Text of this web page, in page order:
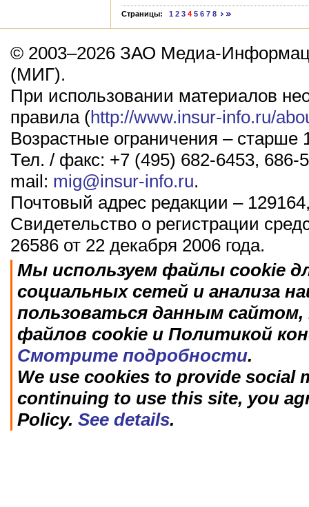
Страницы: 1 2 3 4 5 6 7 8
© 2003–2026 ЗАО Медиа-
(МИГ).
При использовании материалов
правила (http://www.insur-info.ru/
Возрастные ограничения – старше
Тел. / факс: +7 (495) 682-6453, 686-
mail: mig@insur-info.ru.
Почтовый адрес редакции –
Свидетельство о регистрации
26586 от 22 декабря 2006 года.
Мы используем файлы cookie
социальных сетей и анализа
пользоваться данным
файлов cookie и Политикой
Смотрите подробности.
We use cookies to provide social
continuing to use this site, you
Policy. See details.